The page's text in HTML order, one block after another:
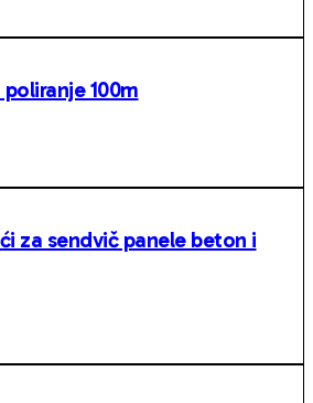
100m
za sendvič panele beton i